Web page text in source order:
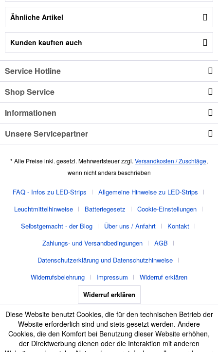
Ähnliche Artikel
Kunden kauften auch
Service Hotline
Shop Service
Informationen
Unsere Servicepartner
* Alle Preise inkl. gesetzl. Mehrwertsteuer zzgl. Versandkosten / Zuschläge,
wenn nicht anders beschrieben
FAQ - Infos zu LED-Strips
Allgemeine Hinweise zu LED-Strips
Leuchtmittelhinweise
Batteriegesetz
Cookie-Einstellungen
Selbstgemacht - der Blog
Über uns / Anfahrt
Kontakt
Zahlungs- und Versandbedingungen
AGB
Datenschutzerklärung und Datenschutzhinweise
Widerrufsbelehrung
Impressum
Widerruf erklären
Widerruf erklären
Diese Website benutzt Cookies, die für den technischen Betrieb der
Website erforderlich sind und stets gesetzt werden. Andere
Cookies, die den Komfort bei Benutzung dieser Website erhöhen,
der Direktwerbung dienen oder die Interaktion mit anderen